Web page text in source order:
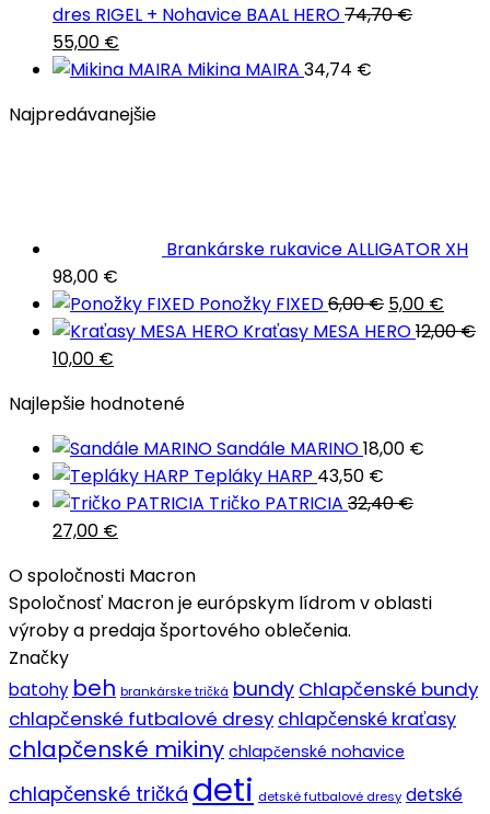
dres RIGEL + Nohavice BAAL HERO74,70€
Pôvodná
cena
74,70 €.
55,00 €
cena
55,00 €.
Mikina MAIRA 34,74 €
Najpredávanejšie
Brankárske rukavice ALLIGATOR XH
98,00 €
Ponožky FIXED6,00€ Pôvodná
cena
5,00 €
cena
Kraťasy MESA HERO12,00€
Pôvodná
bola:
12,00 €.
10,00 €
je:
10,00 €.
Najlepšie hodnotené
Sandále MARINO18,00 €
Tepláky HARP 43,50 €
Tričko PATRICIA 32,40€
Pôvodná
bola:
32,40 €.
27,00 €
je:
27,00 €.
O spoločnosti Macron
Spoločnosť Macron je európskym lídrom v oblasti
výroby a predaja športového oblečenia.
Značky
batohy beh brankárske tričká bundy Chlapčenské bundy
chlapčenské futbalové dresy chlapčenské kraťasy
chlapčenské mikiny chlapčenské nohavice
chlapčenské tričká deti detské futbalové dresy detské